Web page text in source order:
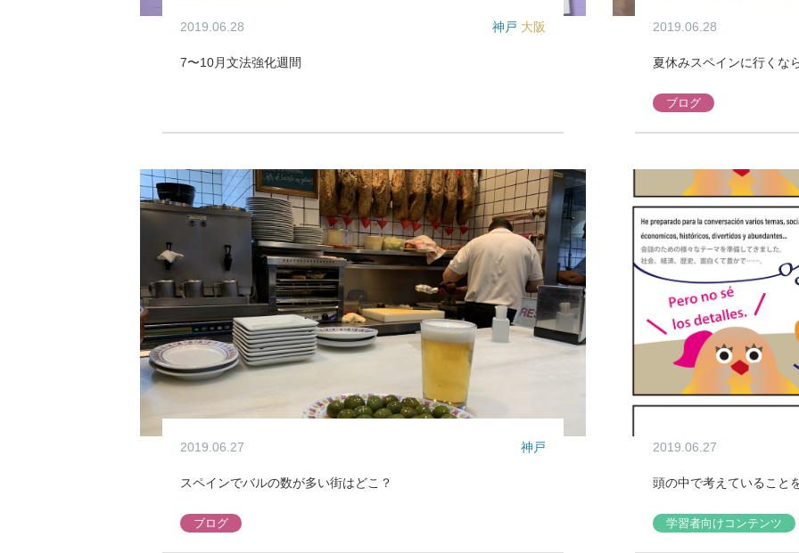
2019.06.28 神戸 大阪
7〜10月文法強化週間
2019.06.28
夏休みスペインに行くな
ブログ
2019.06.27 神戸
スペインでバルの数が多い街はどこ？
ブログ
2019.06.27
頭の中で考えていること
学習者向けコンテンツ